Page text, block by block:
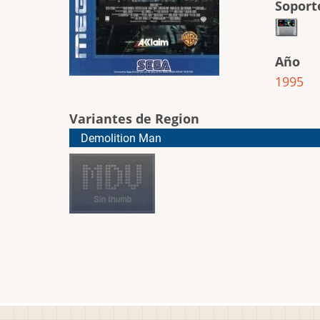
Año
1995
Variantes de Region
Demolition Man